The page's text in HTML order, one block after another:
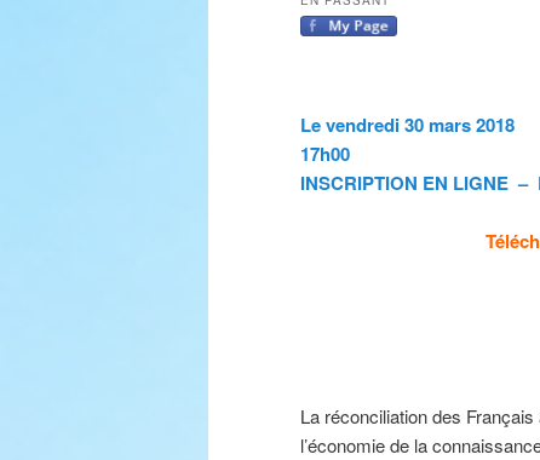
Le vendredi 30
17h00
INSCRIPTION EN LIGNE
La réconciliation des
l’économie de la